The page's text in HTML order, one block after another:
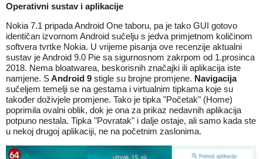
Operativni sustav i aplikacije
Nokia 7.1 pripada Android One taboru, pa je tako GUI gotovo
identičan izvornom Android sučelju s jedva primjetnom količinom
softvera tvrtke Nokia. U vrijeme pisanja ove recenzije aktualni
sustav je Android 9.0 Pie sa sigurnosnom zakrpom od 1.prosinca
2018. Nema bloatwarea, beskorisnih značajki ili aplikacija iste
namjene. SAndroid 9 stigle su brojne promjene. Navigacija
sučeljem temelji se na gestama i virtualnim tipkama koje su
također doživjele promjene. Tako je tipka "Početak" (Home)
poprimila ovalni oblik, dok je ona za prikaz nedavnih aplikacija
potpuno nestala. Tipka "Povratak" i dalje ostaje, ali samo kada ste
u nekoj drugoj aplikaciji, ne na početnim zaslonima.